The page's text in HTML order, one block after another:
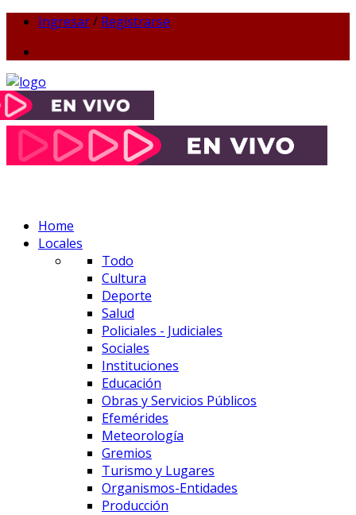
Ingresar/ Registrarse
Home
Locales
Todo
Cultura
Deporte
Salud
Policiales - Judiciales
Sociales
Instituciones
Educación
Obras y Servicios Públicos
Efemérides
Meteorología
Gremios
Turismo y Lugares
Organismos-Entidades
Producción